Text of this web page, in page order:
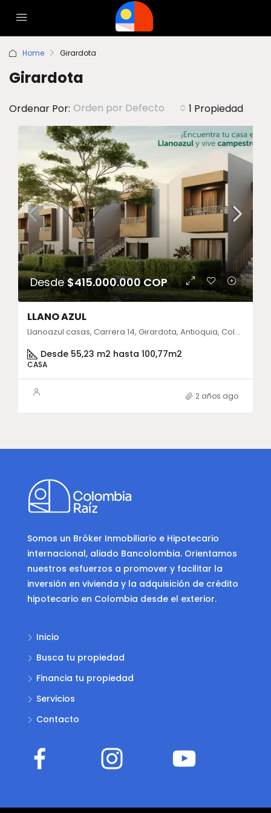
Home Girardota
Girardota
1 Propiedad
Ordenar Por: Orden por Defecto
Desde$415.000.000 COP
LLANO AZUL
Llanoazul casas, Carrera 14, Girardota, Antioquia, Colombia
Desde 55,23 m2 hasta 100,77m2
CASA
2 años ago
Somos un Bróker Inmobiliario e Hipotecario
internacional, aliado Bancolombia. Orientamos
nuestros esfuerzos a promover y facilitar la
inversión en vivienda y la adquisición de crédito
hipotecario en Colombia desde el exterior.
Inicio
Busca tu propiedad
Financia tu propiedad
Servicios
Contacto